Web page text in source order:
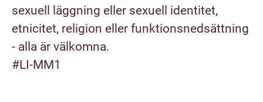
sexuell läggning eller sexuell identitet,
etnicitet, religion eller funktionsnedsättning
- alla är välkomna.
#LI-MM1